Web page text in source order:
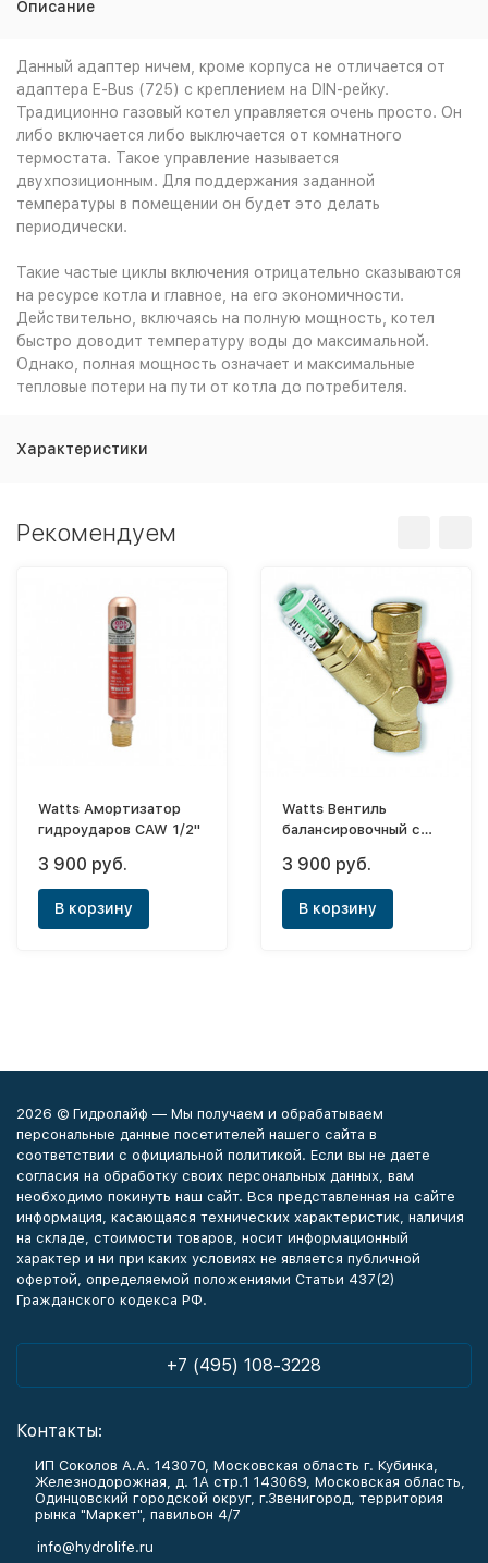
Описание
Данный адаптер ничем, кроме корпуса не отличается от
адаптера E-Bus (725) с креплением на DIN-рейку.
Традиционно газовый котел управляется очень просто. Он
либо включается либо выключается от комнатного
термостата. Такое управление называется
двухпозиционным. Для поддержания заданной
температуры в помещении он будет это делать
периодически.
Такие частые циклы включения отрицательно сказываются
на ресурсе котла и главное, на его экономичности.
Действительно, включаясь на полную мощность, котел
быстро доводит температуру воды до максимальной.
Однако, полная мощность означает и максимальные
тепловые потери на пути от котла до потребителя.
Характеристики
Рекомендуем
Watts Амортизатор
гидроударов CAW 1/2"
3 900 руб.
В корзину
Watts Вентиль
балансировочный с
мин) SRVOL-IG 1/2внут.
3 900 руб.
В корзину
2026 © Гидролайф — Мы получаем и обрабатываем
персональные данные посетителей нашего сайта в
соответствии с официальной политикой. Если вы не даете
согласия на обработку своих персональных данных, вам
необходимо покинуть наш сайт. Вся представленная на сайте
информация, касающаяся технических характеристик, наличия
на складе, стоимости товаров, носит информационный
характер и ни при каких условиях не является публичной
офертой, определяемой положениями Статьи 437(2)
Гражданского кодекса РФ.
+7 (495) 108-3228
Контакты:
ИП Соколов А.А. 143070, Московская область г. Кубинка,
Железнодорожная, д. 1А стр.1 143069, Московская область,
Одинцовский городской округ, г.Звенигород, территория
рынка "Маркет", павильон 4/7
info@hydrolife.ru